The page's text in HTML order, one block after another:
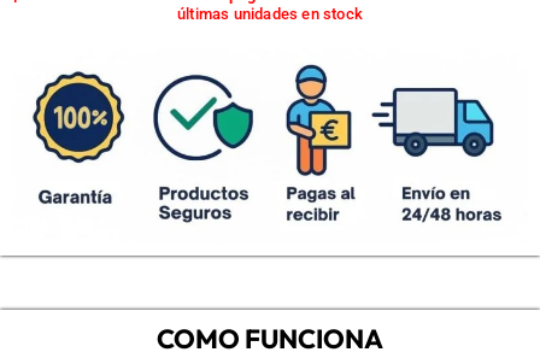
últimas unidades en stock
COMO FUNCIONA